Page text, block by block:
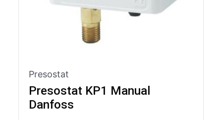
Presostat
Presostat KP1 Manual
Danfoss